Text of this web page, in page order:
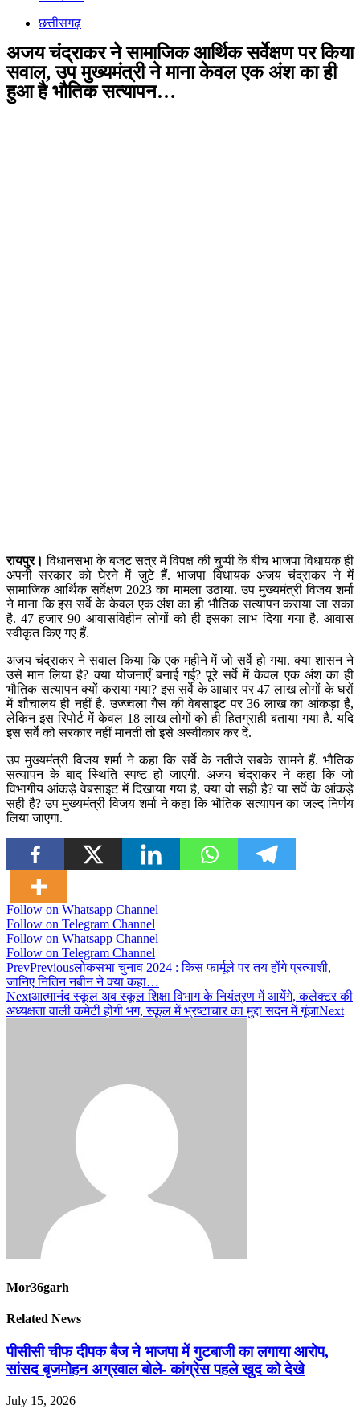
छत्तीसगढ़
अजय चंद्राकर ने सामाजिक आर्थिक सर्वेक्षण पर किया
सवाल, उप मुख्यमंत्री ने माना केवल एक अंश का ही
हुआ है भौतिक सत्यापन…
रायपुर। विधानसभा के बजट सत्र में विपक्ष की चुप्पी के बीच भाजपा विधायक ही
अपनी सरकार को घेरने में जुटे हैं. भाजपा विधायक अजय चंद्राकर ने में
सामाजिक आर्थिक सर्वेक्षण 2023 का मामला उठाया. उप मुख्यमंत्री विजय शर्मा
ने माना कि इस सर्वे के केवल एक अंश का ही भौतिक सत्यापन कराया जा सका
है. 47 हजार 90 आवासविहीन लोगों को ही इसका लाभ दिया गया है. आवास
स्वीकृत किए गए हैं.
अजय चंद्राकर ने सवाल किया कि एक महीने में जो सर्वे हो गया. क्या शासन ने
उसे मान लिया है? क्या योजनाएँ बनाई गई? पूरे सर्वे में केवल एक अंश का ही
भौतिक सत्यापन क्यों कराया गया? इस सर्वे के आधार पर 47 लाख लोगों के घरों
में शौचालय ही नहीं है. उज्ज्वला गैस की वेबसाइट पर 36 लाख का आंकड़ा है,
लेकिन इस रिपोर्ट में केवल 18 लाख लोगों को ही हितग्राही बताया गया है. यदि
इस सर्वे को सरकार नहीं मानती तो इसे अस्वीकार कर दें.
उप मुख्यमंत्री विजय शर्मा ने कहा कि सर्वे के नतीजे सबके सामने हैं. भौतिक
सत्यापन के बाद स्थिति स्पष्ट हो जाएगी. अजय चंद्राकर ने कहा कि जो
विभागीय आंकड़े वेबसाइट में दिखाया गया है, क्या वो सही है? या सर्वे के आंकड़े
सही है? उप मुख्यमंत्री विजय शर्मा ने कहा कि भौतिक सत्यापन का जल्द निर्णय
लिया जाएगा.
Follow on Whatsapp Channel
Follow on Telegram Channel
Follow on Whatsapp Channel
Follow on Telegram Channel
PrevPreviousलोकसभा चुनाव 2024 : किस फार्मूले पर तय होंगे प्रत्याशी,
जानिए नितिन नबीन ने क्या कहा…
Nextआत्मानंद स्कूल अब स्कूल शिक्षा विभाग के नियंत्रण में आयेंगे, कलेक्टर की
अध्यक्षता वाली कमेटी होगी भंग, स्कूल में भ्रष्टाचार का मुद्दा सदन में गूंजाNext
Mor36garh
Related News
पीसीसी चीफ दीपक बैज ने भाजपा में गुटबाजी का लगाया आरोप,
सांसद बृजमोहन अग्रवाल बोले- कांग्रेस पहले खुद को देखे
July 15, 2026